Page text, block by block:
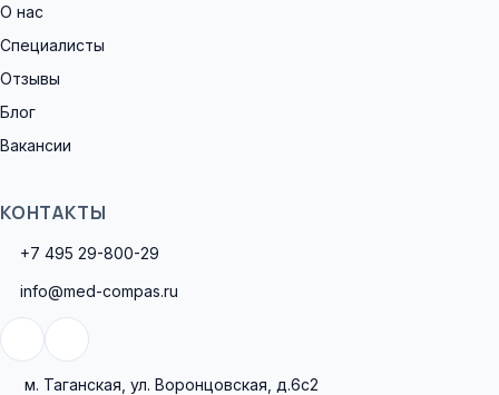
О нас
Специалисты
Отзывы
Блог
Вакансии
КОНТАКТЫ
+7 495 29-800-29
info@med-compas.ru
м. Таганская, ул. Воронцовская, д.6с2